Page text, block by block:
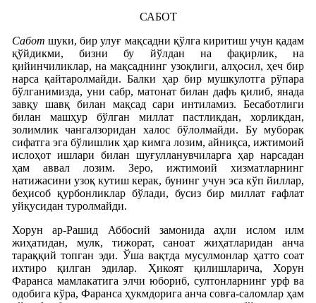
САБОТ
Сабот шуки, бир улуғ мақсадни қўлга киритиш учун қадам
қўйдикми, бизни бу йўлдан на фақирлик, на
қийинчиликлар, на мақсаднинг узоқлиги, алҳосил, ҳеч бир
нарса қайтаролмайди. Балки ҳар бир мушкулотга рўпара
бўлганимизда, уни сабр, матонат билан дафъ қилиб, янада
завқу шавқ билан мақсад сари интиламиз. Бесаботлиги
билан машҳур бўлган миллат пастликдан, хорликдан,
золимлик чангалзоридан халос бўлолмайди. Бу муборак
сифатга эга бўлишлик ҳар кимга лозим, айниқса, ижтимоий
ислоҳот ишлари билан шуғулланувчиларга ҳар нарсадан
ҳам аввал лозим. Зеро, ижтимоий хизматларнинг
натижасини узоқ кутиш керак, бунинг учун эса кўп йиллар,
беҳисоб қурбонликлар бўлади, бусиз бир миллат ғафлат
уйқусидан туролмайди.
Хорун ар-Рашид Аббосий замонида аҳли ислом илм
жиҳатидан, мулк, тижорат, саноат жиҳатларидан анча
тараққий топган эди. Ўша вақтда мусулмонлар ҳатто соат
ихтиро қилган эдилар. Ҳикоят қилишларича, Хорун
Фаранса мамлакатига элчи юбориб, султонларнинг урф ва
одобига кўра, Фаранса ҳукмдорига анча совға-саломлар ҳам